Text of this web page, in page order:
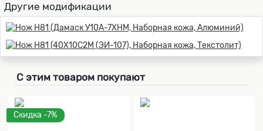
Другие модификации
С этим товаром покупают
Скидка -7%